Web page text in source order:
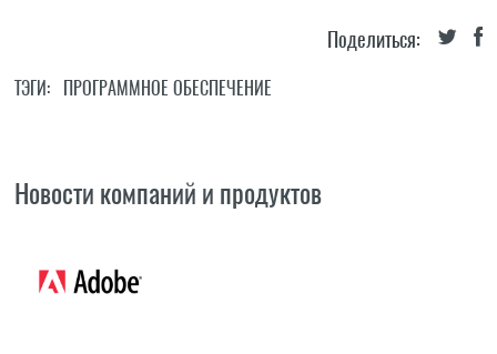
Поделиться:
ТЭГИ: ПРОГРАММНОЕ ОБЕСПЕЧЕНИЕ
Новости компаний и продуктов